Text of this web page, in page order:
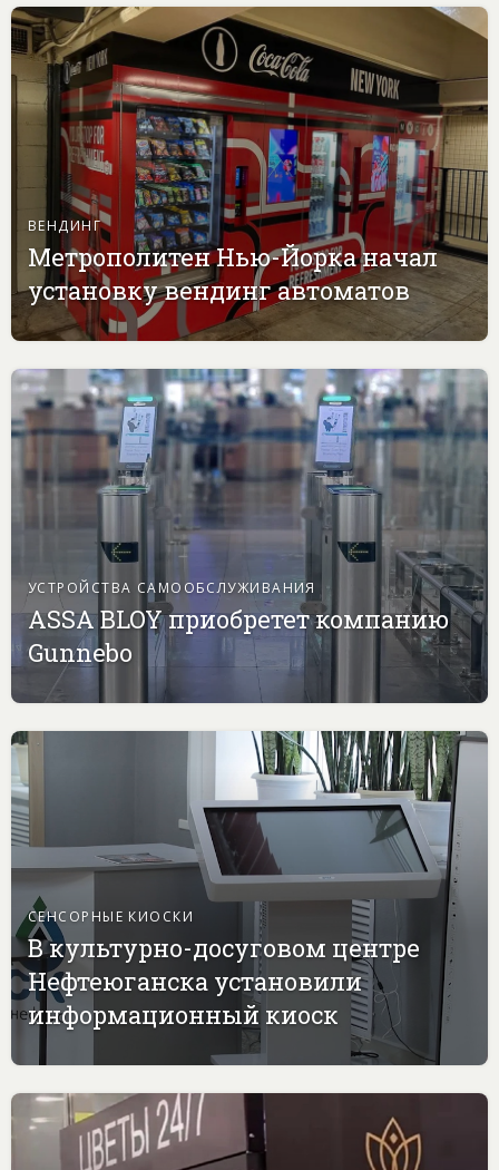
ВЕНДИНГ
Метрополитен Нью-Йорка начал
установку вендинг автоматов
УСТРОЙСТВА САМООБСЛУЖИВАНИЯ
ASSA BLOY приобретет компанию
Gunnebo
СЕНСОРНЫЕ КИОСКИ
В культурно-досуговом центре
Нефтеюганска установили
информационный киоск